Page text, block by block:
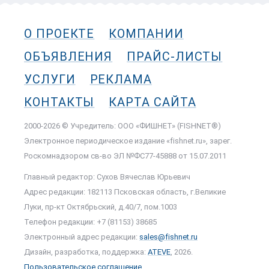
О ПРОЕКТЕ
КОМПАНИИ
ОБЪЯВЛЕНИЯ
ПРАЙС-ЛИСТЫ
УСЛУГИ
РЕКЛАМА
КОНТАКТЫ
КАРТА САЙТА
2000-2026 © Учредитель: ООО «ФИШНЕТ» (FISHNET®)
Электронное периодическое издание «fishnet.ru», зарег.
Роскомнадзором cв-во ЭЛ №ФС77-45888 от 15.07.2011
Главный редактор: Сухов Вячеслав Юрьевич
Адрес редакции: 182113 Псковская область, г.Великие
Луки, пр-кт Октябрьский, д.40/7, пом.1003
Телефон редакции: +7 (81153) 38685
Электронный адрес редакции: sales@fishnet.ru
Дизайн, разработка, поддержка: ATEVE , 2026.
Пользовательское соглашение